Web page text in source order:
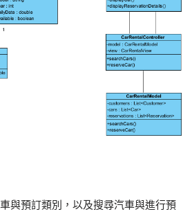
與預訂類別，以及搜尋汽車與進行預